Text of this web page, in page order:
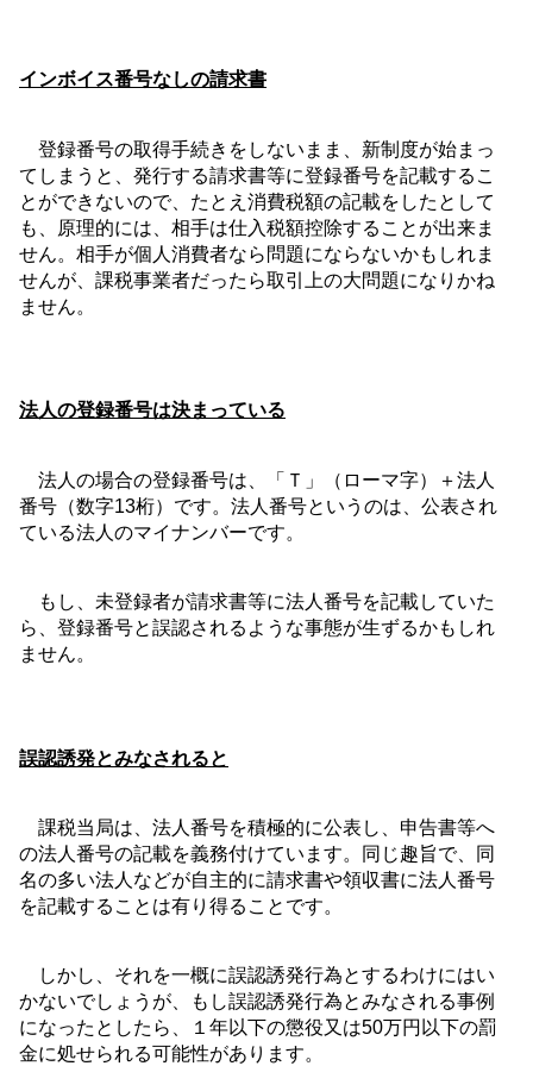
インボイス番号なしの請求書
登録番号の取得手続きをしないまま、新制度が始まっ
てしまうと、発行する請求書等に登録番号を記載するこ
とができないので、たとえ消費税額の記載をしたとして
も、原理的には、相手は仕入税額控除することが出来ま
せん。相手が個人消費者なら問題にならないかもしれま
せんが、課税事業者だったら取引上の大問題になりかね
ません。
法人の登録番号は決まっている
法人の場合の登録番号は、「Ｔ」（ローマ字）＋法人
番号（数字13桁）です。法人番号というのは、公表され
ている法人のマイナンバーです。
もし、未登録者が請求書等に法人番号を記載していた
ら、登録番号と誤認されるような事態が生ずるかもしれ
ません。
誤認誘発とみなされると
課税当局は、法人番号を積極的に公表し、申告書等へ
の法人番号の記載を義務付けています。同じ趣旨で、同
名の多い法人などが自主的に請求書や領収書に法人番号
を記載することは有り得ることです。
しかし、それを一概に誤認誘発行為とするわけにはい
かないでしょうが、もし誤認誘発行為とみなされる事例
になったとしたら、１年以下の懲役又は50万円以下の罰
金に処せられる可能性があります。